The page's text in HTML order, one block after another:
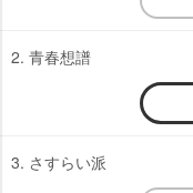
2. 青春想譜
3. さすらい派